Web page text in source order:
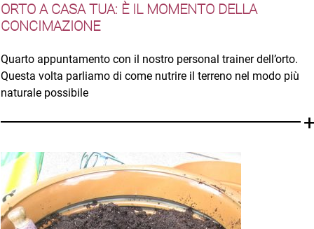
ORTO A CASA TUA: È IL MOMENTO DELLA
CONCIMAZIONE
Quarto appuntamento con il nostro personal trainer dell’orto.
Questa volta parliamo di come nutrire il terreno nel modo più
naturale possibile